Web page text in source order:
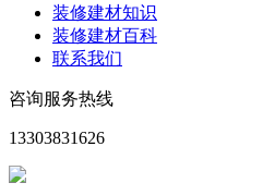
装修建材知识
装修建材百科
联系我们
咨询服务热线
13303831626